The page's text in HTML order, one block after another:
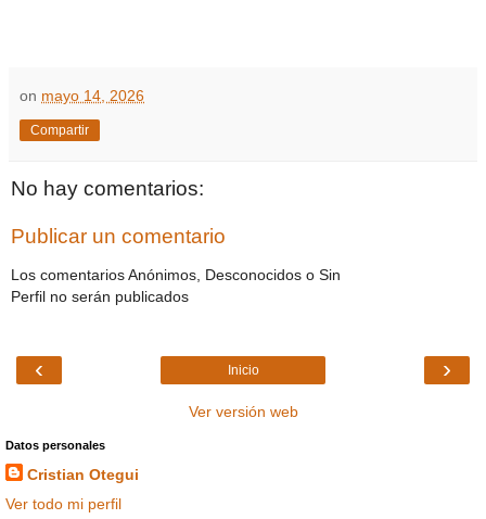
on mayo 14, 2026
Compartir
No hay comentarios:
Publicar un comentario
Los comentarios Anónimos, Desconocidos o Sin
Perfil no serán publicados
‹ ›
Inicio
Ver versión web
Datos personales
Cristian Otegui
Ver todo mi perfil